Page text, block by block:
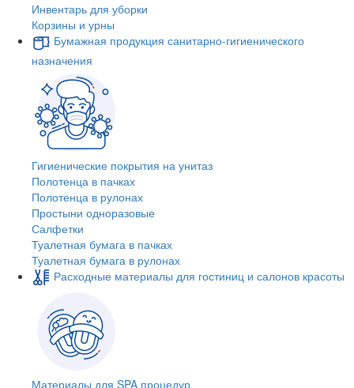
Инвентарь для уборки
Корзины и урны
Бумажная продукция санитарно-гигиенического
назначения
Гигиенические покрытия на унитаз
Полотенца в пачках
Полотенца в рулонах
Простыни одноразовые
Салфетки
Туалетная бумага в пачках
Туалетная бумага в рулонах
Расходные материалы для гостиниц и салонов красоты
Материалы для SPA процедур